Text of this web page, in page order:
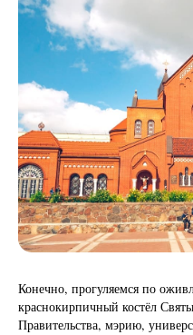
Конечно, прогуляемся по
краснокирпичный костёл
Правительства, мэрию,